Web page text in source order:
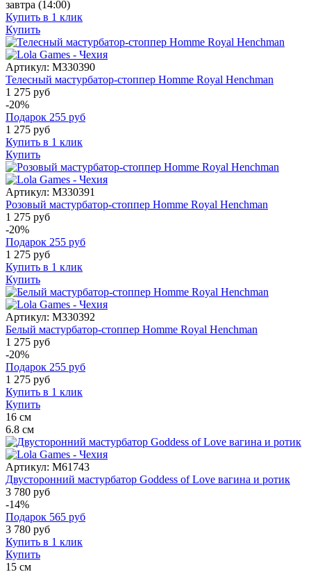
завтра (14:00)
Купить в 1 клик
Купить
Артикул: M330390
Телесный мастурбатор-стоппер Homme Royal Henchman
1 275 руб
-20%
Подарок 255 руб
1 275 руб
Купить в 1 клик
Купить
Артикул: M330391
Розовый мастурбатор-стоппер Homme Royal Henchman
1 275 руб
-20%
Подарок 255 руб
1 275 руб
Купить в 1 клик
Купить
Артикул: M330392
Белый мастурбатор-стоппер Homme Royal Henchman
1 275 руб
-20%
Подарок 255 руб
1 275 руб
Купить в 1 клик
Купить
16 см
6.8 см
Артикул: M61743
Двусторонний мастурбатор Goddess of Love вагина и ротик
3 780 руб
-14%
Подарок 565 руб
3 780 руб
Купить в 1 клик
Купить
15 см